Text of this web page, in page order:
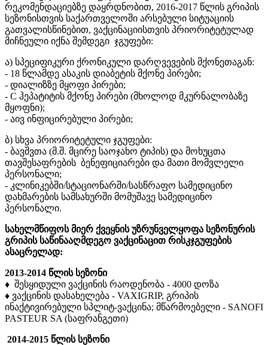
რეკომენდაციებზე დაყრდნობით, 2016-2017 წლის გრიპის
სეზონისთვის საქართველოში არსებული სიტუაციის
გათვალისწინებით, ვაქცინაციისთვის პრიორიტეტულად
მიჩნეული იქნა შემდეგი ჯგუფები:
ა) სპეციფიკური ქრონიკული დარღვევების მქონეთაგან:
- 18 წლამდე ასაკის დიაბეტის მქონე პირები;
- დიალიზზე მყოფი პირები;
- C ჰეპატიტის მქონე პირები (მხოლოდ მკურნალობაზე
მყოფნი);
- აივ ინფიცირებული პირები;
ბ) სხვა პრიორიტეტული ჯგუფები:
- ბავშვთა (მ.შ. მცირე საოჯახო ტიპის) და მოხუცთა
თავშესაფრების ბენეფიციარები და მათი მომვლელი
პერსონალი;
- კლინიკებში/სტაციონარში/სასწრაფო სამედიცინო
დახმარების სამსახურში მომუშავე სამედიცინო
პერსონალი.
სახელმწიფოს მიერ ქვეყნის უზრუნველყოფა სეზონურის
გრიპის საწინააღმდეგო ვაქცინაცით რისკჯგუფების
ასაცრელად:
2013-2014 წლის სეზონი
♦ შესყიდული ვაქცინის რაოდენობა - 4000 დოზა
♦ ვაქცინის დასახელება - VAXIGRIP, გრიპის
ინაქტივირებული სპლიტ-ვაქცინა; მწარმოებელი - SANOFI
PASTEUR SA (საფრანგეთი)
2014-2015 წლის სეზონი